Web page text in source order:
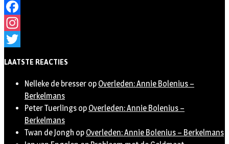
Facebook
Instagram
LAATSTE REACTIES
Nelleke de bresser op Overleden: Annie Bolenius –
Berkelmans
Peter Tuerlings op Overleden: Annie Bolenius –
Berkelmans
Twan de Jongh op Overleden: Annie Bolenius – Berkelmans